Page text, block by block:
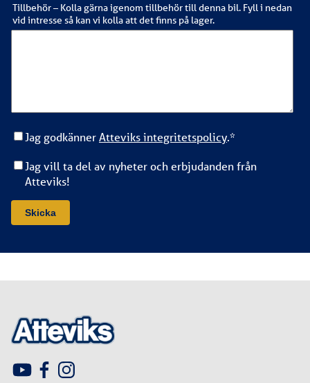
Tillbehör – Kolla gärna igenom tillbehör till denna bil. Fyll i nedan
vid intresse så kan vi kolla att det finns på lager.
Jag godkännerAtteviks integritetspolicy.*
Jag vill ta del av nyheter och erbjudanden från
Atteviks!